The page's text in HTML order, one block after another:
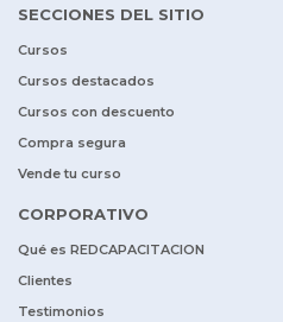
SECCIONES DEL SITIO
Cursos
Cursos destacados
Cursos con descuento
Compra segura
Vende tu curso
CORPORATIVO
Qué es REDCAPACITACION
Clientes
Testimonios